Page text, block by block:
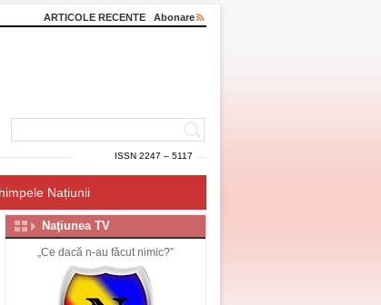
ARTICOLE RECENTE Abonare
ISSN 2247 – 5117
Națiunii
Naţiunea TV
„Ce dacă n-au făcut nimic?”